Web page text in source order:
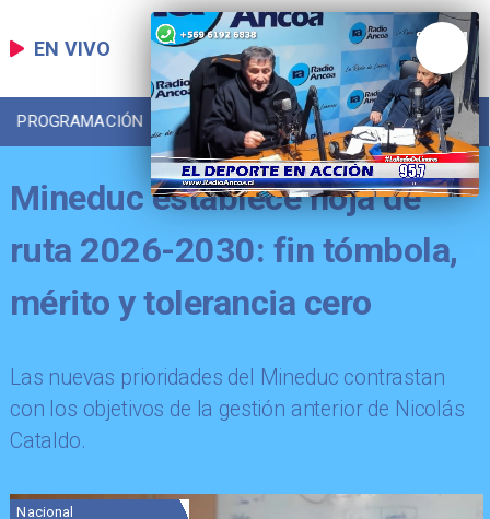
EN VIVO
PROGRAMACIÓN LOCAL DEPORTES
Mineduc establece hoja de
ruta 2026-2030: fin tómbola,
mérito y tolerancia cero
Las nuevas prioridades del Mineduc contrastan
con los objetivos de la gestión anterior de Nicolás
Cataldo.
Nacional